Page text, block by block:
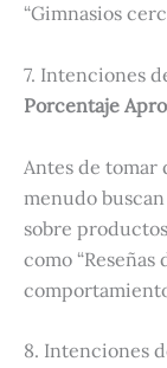
“Gimnasios
7. Intenciones
Porcentaje
Antes de tomar
menudo
sobre
como “Reseñas
8. Intenciones